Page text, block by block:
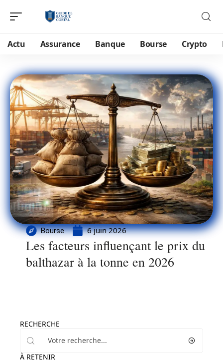
Actu Assurance Banque Bourse Crypto
Bourse 6 juin 2026
Les facteurs influençant le prix du
balthazar à la tonne en 2026
RECHERCHE
À RETENIR